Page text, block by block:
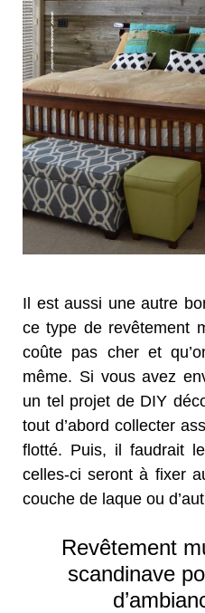
Il est aussi une autre
ce type de revêtement
coûte pas cher et
même. Si vous avez
un tel projet de DIY
tout d’abord collecter
flotté. Puis, il faudrait
celles-ci seront à fixer
couche de laque ou
Revêtement
scandinave